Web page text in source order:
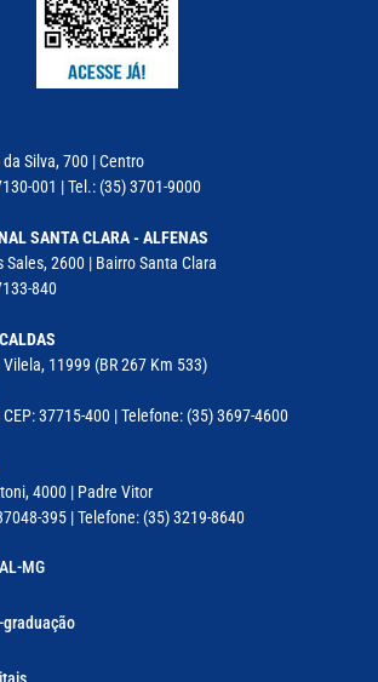
Silva, 700 | Centro
001 | Tel.: (35) 3701-9000
SANTA CLARA - ALFENAS
2600 | Bairro Santa Clara
840
11999 (BR 267 Km 533)
37715-400 | Telefone: (35) 3697-4600
4000 | Padre Vitor
395 | Telefone: (35) 3219-8640
MG
graduação